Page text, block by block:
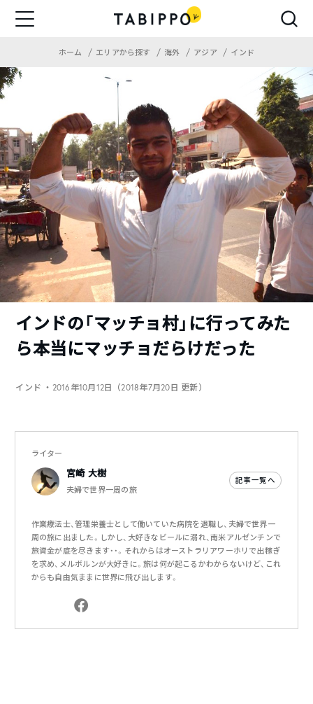
ホーム エリアから探す 海外 アジア インド
インドの「マッチョ村」に行ってみた
ら本当にマッチョだらけだった
インド ・2016年10月12日（2018年7月20日 更新）
ライター
宮崎 大樹
夫婦で世界一周の旅
記事一覧へ
作業療法士、管理栄養士として働いていた病院を退職し、夫婦で世界一
周の旅に出ました。しかし、大好きなビールに溺れ、南米アルゼンチンで
旅資金が底を尽きます・・。それからはオーストラリアワーホリで出稼ぎ
を求め、メルボルンが大好きに。旅は何が起こるかわからないけど、これ
からも自由気ままに世界に飛び出します。